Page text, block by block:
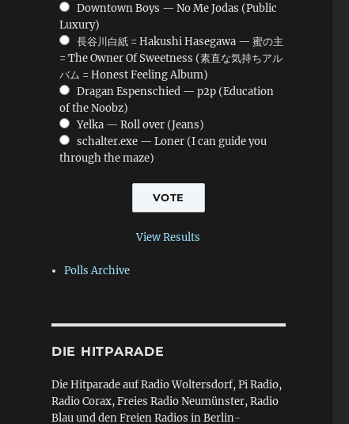
Downtown Boys — No Me Jodas (Public
Luxury)
長谷川白紙 = Hakushi Hasegawa — 蜜の主
= The Owner Of Sweetness (素直な気持ちアル
バム = Honest Feeling Album)
Dragan Espenschied — p2p (Education
of the Noobz)
Yelka — Roll over (Jeans)
schalter.exe — Loner (I can guide you
through the maze)
View Results
Polls Archive
DIE HITPARADE
Die Hitparade auf Radio Woltersdorf, Pi Radio,
Radio Corax, Freies Radio Neumünster, Radio
Blau und den Freien Radios in Berlin-